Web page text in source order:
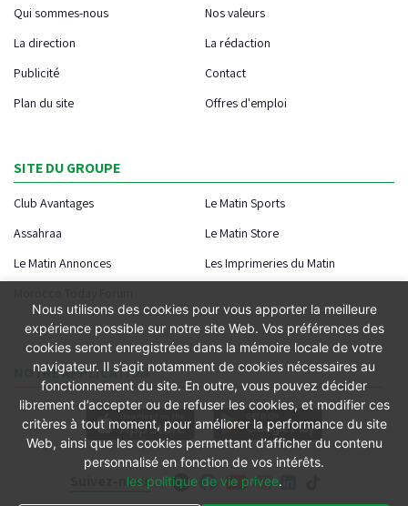
Suivez-nous
Qui sommes-nous
Nos valeurs
La direction
La rédaction
Publicité
Contact
Plan du site
Offres d'emploi
SITE DU GROUPE
Club Avantages
Le Matin Sports
Assahraa
Le Matin Store
Le Matin Annonces
Les Imprimeries du Matin
NOTRE APPLICATION
Nous utilisons des cookies pour vous apporter la meilleure
expérience possible sur notre site Web. Vos préférences des
cookies seront enregistrées dans la mémoire locale de votre
navigateur. Il s’agit notamment de cookies nécessaires au
fonctionnement du site. En outre, vous pouvez décider
librement d’accepter ou de refuser les cookies, et modifier ces
critères à tout moment, pour améliorer la performance du site
Web, ainsi que les cookies permettant d’afficher du contenu
personnalisé en fonction de vos intérêts.
les politique de vie privee.